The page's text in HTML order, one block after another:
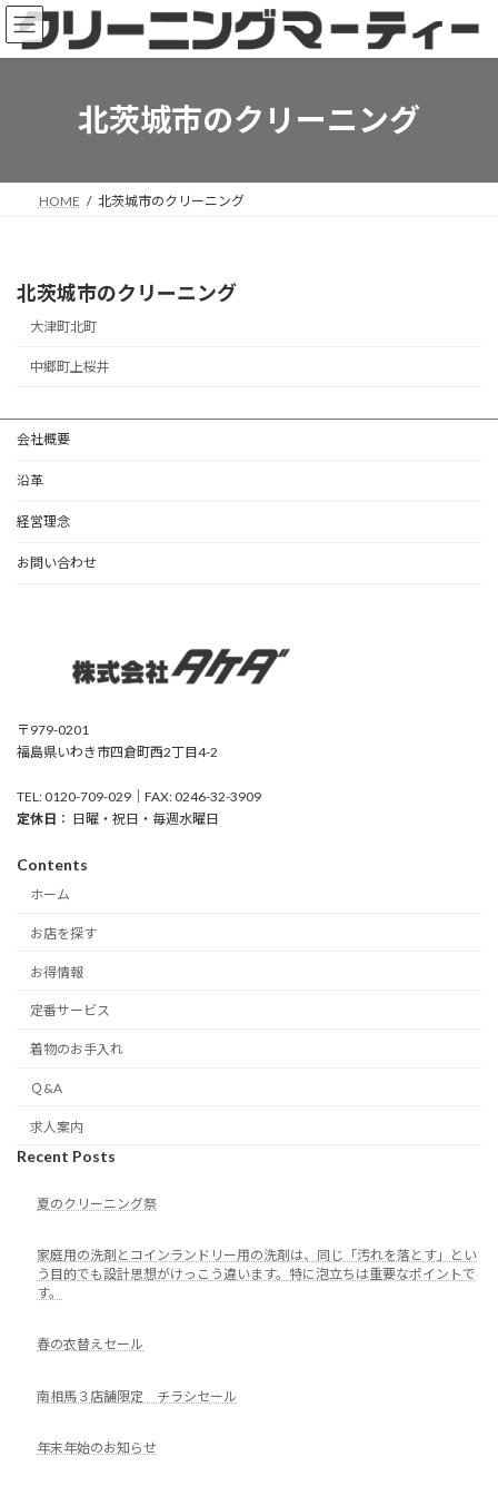
コ
ン
テ
ッ
ナ
ビ
ゲ
移
北茨城市のクリーニング
HOME 北茨城市のクリーニング
北茨城市のクリーニング
大津町北町
中郷町上桜井
会社概要
沿革
経営理念
お問い合わせ
〒979-0201
福島県いわき市四倉町西2丁目4-2
TEL: 0120-709-029｜FAX: 0246-32-3909
定休日 ： 日曜・祝日・毎週水曜日
Contents
ホーム
お店を探す
お得情報
定番サービス
着物のお手入れ
Ｑ&A
求人案内
Recent Posts
夏のクリーニング祭
家庭用の洗剤とコインランドリー用の洗剤は、同じ「汚れを落とす」とい
う目的でも設計思想がけっこう違います。特に泡立ちは重要なポイントで
す。
春の衣替えセール
南相馬３店舗限定 チラシセール
年末年始のお知らせ